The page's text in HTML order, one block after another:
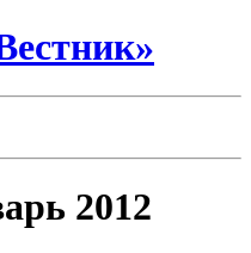
2012